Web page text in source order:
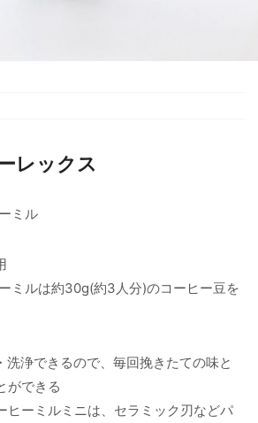
レックス
ミル
ミルは約30g(約3人分)のコーヒー豆を
浄できるので、毎回挽きたての味と
ができる
ヒーミルミニは、セラミック刃などパ